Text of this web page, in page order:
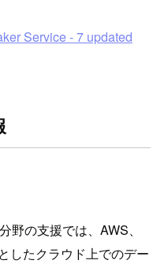
Service - 7 updated
野の支援では、AWS、
したクラウド上でのデー